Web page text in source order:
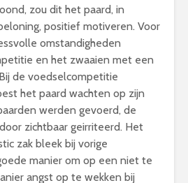
zou dit het paard, in
positief motiveren. Voor
omstandigheden
en het zwaaien met een
de voedselcompetitie
het paard wachten op zijn
werden gevoerd, de
zichtbaar geirriteerd. Het
zak bleek bij vorige
manier om op een niet te
angst op te wekken bij